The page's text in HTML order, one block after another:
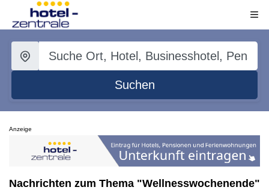
Suchen
Anzeige
Nachrichten zum Thema "Wellnesswochenende"